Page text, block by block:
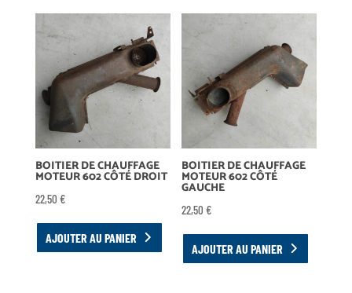
BOITIER DE CHAUFFAGE
MOTEUR 602 CÔTÉ DROIT
22,50 €
AJOUTER AU PANIER
BOITIER DE CHAUFFAGE
MOTEUR 602 CÔTÉ
GAUCHE
22,50€
AJOUTER AU PANIER